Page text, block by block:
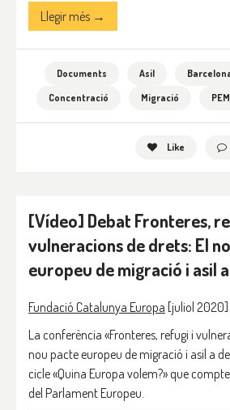
Llegir més →
Documents Asil
Concentració
Migració
Like
[Vídeo] Debat Fronteres,
vulneracions de drets: El
europeu de migració i asil
Fundació Catalunya Europa [juliol 2020]
La conferència «Fronteres, refugi i
nou pacte europeu de migració i asil a
cicle «Quina Europa volem?» que
del Parlament Europeu.